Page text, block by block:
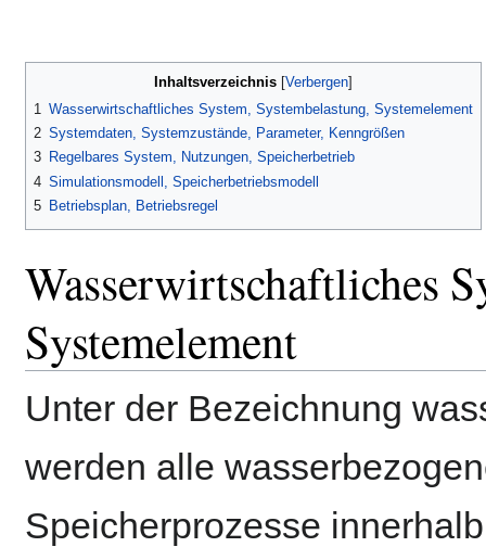
Inhaltsverzeichnis
1 Wasserwirtschaftliches System, Systembelastung, Systemelement
2 Systemdaten, Systemzustände, Parameter, Kenngrößen
3 Regelbares System, Nutzungen, Speicherbetrieb
4 Simulationsmodell, Speicherbetriebsmodell
5 Betriebsplan, Betriebsregel
Wasserwirtschaftliches
Systemelement
Unter der Bezeichnung
werden alle
Speicherprozesse